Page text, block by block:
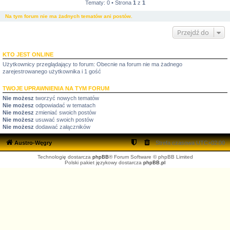
Tematy: 0 • Strona 1 z 1
Na tym forum nie ma żadnych tematów ani postów.
Przejdź do
KTO JEST ONLINE
Użytkownicy przeglądający to forum: Obecnie na forum nie ma żadnego
zarejestrowanego użytkownika i 1 gość
TWOJE UPRAWNIENIA NA TYM FORUM
Nie możesz tworzyć nowych tematów
Nie możesz odpowiadać w tematach
Nie możesz zmieniać swoich postów
Nie możesz usuwać swoich postów
Nie możesz dodawać załączników
Austro-Węgry Strefa czasowaUTC+02:00
Technologię dostarcza phpBB® Forum Software © phpBB Limited
Polski pakiet językowy dostarcza phpBB.pl